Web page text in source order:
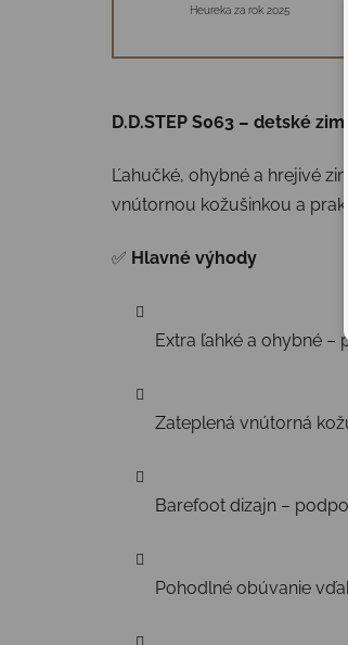
Heureka za rok 2025
D.D.STEP S063 – detské
Ľahučké, ohybné a hrejivé
vnútornou kožušinkou a
✅ Hlavné výhody
Extra ľahké a ohybné –
Zateplená vnútorná
Barefoot dizajn –
Pohodlné obúvanie